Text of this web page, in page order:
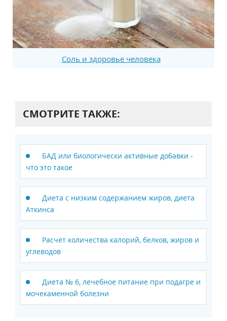
Соль и здоровье человека
СМОТРИТЕ ТАКЖЕ:
БАД или биологически активные добавки -
что это такое
Диета с низким содержанием жиров, диета
Аткинса
Расчет количества калорий, белков, жиров и
углеводов
Диета № 6, лечебное питание при подагре и
мочекаменной болезни